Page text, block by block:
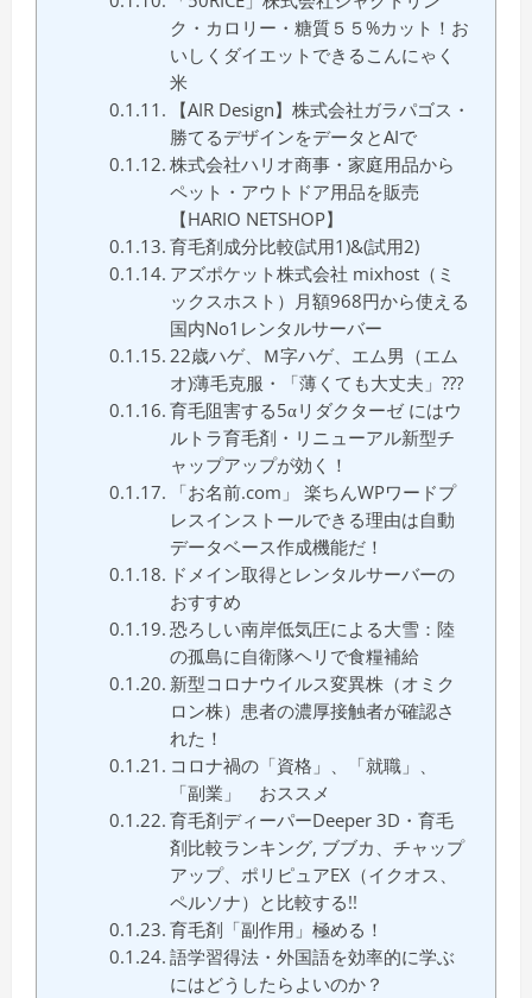
ク・カロリー・糖質５５%カット！お
いしくダイエットできるこんにゃく
米
【AIR Design】株式会社ガラパゴス・
勝てるデザインをデータとAIで
株式会社ハリオ商事・家庭用品から
ペット・アウトドア用品を販売
【HARIO NETSHOP】
育毛剤成分比較(試用1)&(試用2)
アズポケット株式会社 mixhost（ミ
ックスホスト）月額968円から使える
国内No1レンタルサーバー
22歳ハゲ、Ｍ字ハゲ、エム男（エム
オ)薄毛克服・「薄くても大丈夫」???
育毛阻害する5αリダクターゼ にはウ
ルトラ育毛剤・リニューアル新型チ
ャップアップが効く！
「お名前.com」 楽ちんWPワードプ
レスインストールできる理由は自動
データベース作成機能だ！
ドメイン取得とレンタルサーバーの
おすすめ
恐ろしい南岸低気圧による大雪：陸
の孤島に自衛隊ヘリで食糧補給
新型コロナウイルス変異株（オミク
ロン株）患者の濃厚接触者が確認さ
れた！
コロナ禍の「資格」、「就職」、
「副業」 おススメ
育毛剤ディーパーDeeper 3D・育毛
剤比較ランキング, ブブカ、チャップ
アップ、ポリピュアEX（イクオス、
ペルソナ）と比較する!!
育毛剤「副作用」極める！
語学習得法・外国語を効率的に学ぶ
にはどうしたらよいのか？